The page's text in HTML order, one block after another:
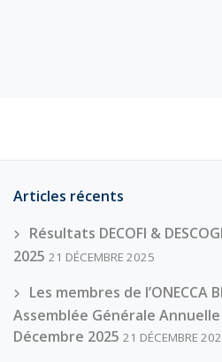
Articles récents
Résultats DECOFI &
2025 21 DÉCEMBRE 2025
Les membres de l’ONECCA
Assemblée Générale
Décembre 2025 21 DÉCEMBRE